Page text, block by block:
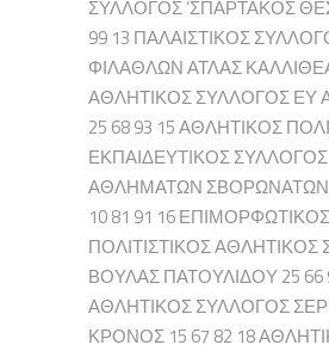
ΣΥΛΛΟΓΟΣ ‘ΣΠΑΡΤΑΚΟΣ
99 13 ΠΑΛΑΙΣΤΙΚΟΣ
ΦΙΛΑΘΛΩΝ ΑΤΛΑΣ
ΑΘΛΗΤΙΚΟΣ ΣΥΛΛΟΓΟΣ ΕΥ
25 68 93 15 ΑΘΛΗΤΙΚΟΣ
ΕΚΠΑΙΔΕΥΤΙΚΟΣ
ΑΘΛΗΜΑΤΩΝ
10 81 91 16 ΕΠΙΜΟΡΦΩΤΙΚΟΣ
ΠΟΛΙΤΙΣΤΙΚΟΣ
ΒΟΥΛΑΣ ΠΑΤΟΥΛΙΔΟΥ 25 66
ΑΘΛΗΤΙΚΟΣ ΣΥΛΛΟΓΟΣ
ΚΡΟΝΟΣ 15 67 82 18